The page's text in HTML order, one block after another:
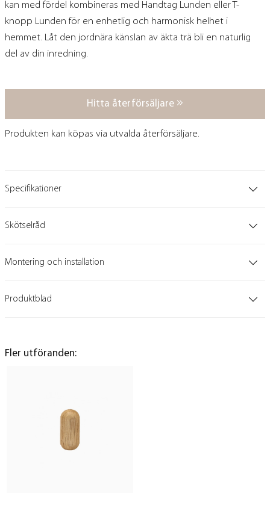
kan med fördel kombineras med Handtag Lunden eller T-
knopp Lunden för en enhetlig och harmonisk helhet i
hemmet. Låt den jordnära känslan av äkta trä bli en naturlig
del av din inredning.
Hitta återförsäljare
Produkten kan köpas via utvalda återförsäljare.
Specifikationer
Skötselråd
Montering och installation
Produktblad
Fler utföranden: